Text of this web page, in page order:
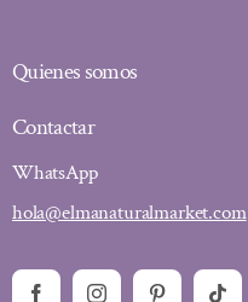
Quienes somos
Contactar
WhatsApp
hola@elmanaturalmarket.com